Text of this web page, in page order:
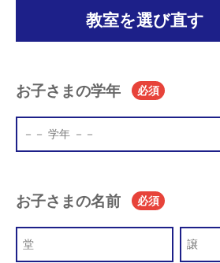
教室を選び直す
お子さまの学年 必須
お子さまの名前 必須